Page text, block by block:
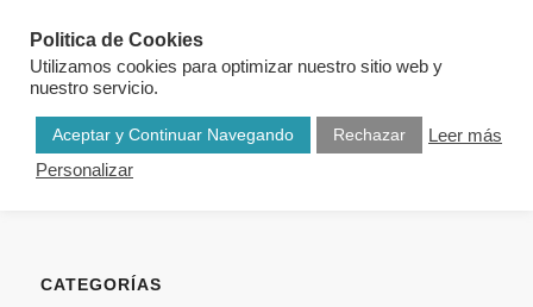
CATEGORÍAS
Politica de Cookies
Utilizamos cookies para optimizar nuestro sitio web y
nuestro servicio.
Aceptar y Continuar Navegando Rechazar
Leer más
Personalizar